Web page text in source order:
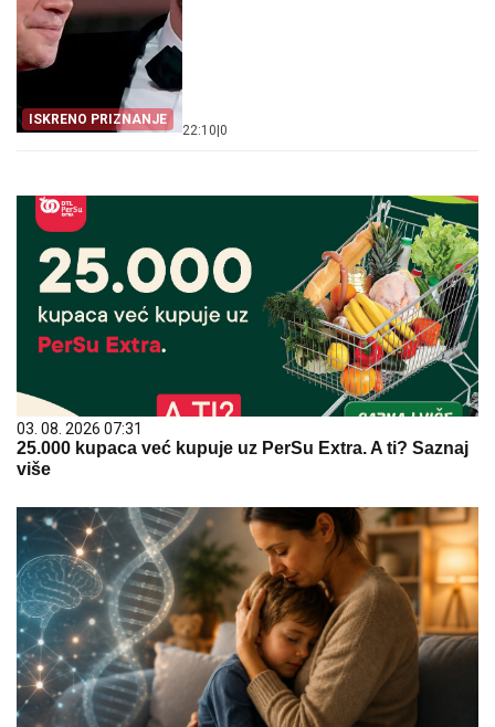
ISKRENO PRIZNANJE
22:10 0
03. 08. 2026 07:31
25.000 kupaca već kupuje uz PerSu Extra. A ti? Saznaj
više